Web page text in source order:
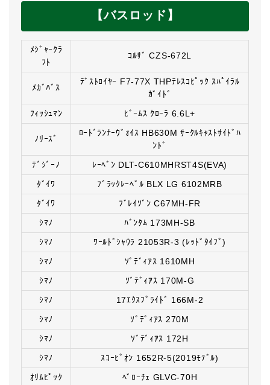
【バスロッド】
ﾒｼﾞｬｰｸﾗ
ﾌﾄ
ｺﾙｻﾞ CZS-672L
ﾒｶﾞﾊﾞｽ
ﾃﾞｽﾄﾛｲﾔｰ F7-77X THPﾃﾚｽｺﾋﾟｯｸ ｽﾊﾟｲﾗﾙ
ｶﾞｲﾄﾞ
ﾌｨｯｼｭﾏﾝ
ﾋﾞｰﾑｽ ｸﾛｰﾗ 6.6L+
ﾉﾘｰｽﾞ
ﾛｰﾄﾞﾗﾝﾅｰｳﾞｫｲｽ HB630M ｻｰｸﾙｷｬｽﾄｻｲﾄﾞﾊ
ﾝﾄﾞ
ﾃﾞｼﾞｰﾉ
ﾚｰﾍﾞﾝ DLT-C610MHRST4S(EVA)
ﾀﾞｲﾜ
ﾌﾞﾗｯｸﾚｰﾍﾞﾙ BLX LG 6102MRB
ﾀﾞｲﾜ
ﾌﾞﾚｲｿﾞﾝ C67MH-FR
ｼﾏﾉ
ﾊﾞﾝﾀﾑ 173MH-SB
ｼﾏﾉ
ﾜｰﾙﾄﾞｼｬｳﾗ 21053R-3 (ﾚｯﾄﾞﾀｲﾌﾟ)
ｼﾏﾉ
ｿﾞﾃﾞｨｱｽ 1610MH
ｼﾏﾉ
ｿﾞﾃﾞｨｱｽ 170M-G
ｼﾏﾉ
17ｴｸｽﾌﾟﾗｲﾄﾞ 166M-2
ｼﾏﾉ
ｿﾞﾃﾞｨｱｽ 270M
ｼﾏﾉ
ｿﾞﾃﾞｨｱｽ 172H
ｼﾏﾉ
ｽｺｰﾋﾟｵﾝ 1652R-5(2019ﾓﾃﾞﾙ)
ｵﾘﾑﾋﾟｯｸ
ﾍﾞﾛｰﾁｪ GLVC-70H